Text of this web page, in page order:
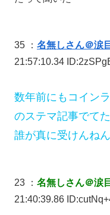
35 ： 名無しさん＠涙
21:57:10.34
数年前にもコイン
のステマ記事でて
誰が真に受けんねん
23 ： 名無しさん＠涙
21:40:39.86